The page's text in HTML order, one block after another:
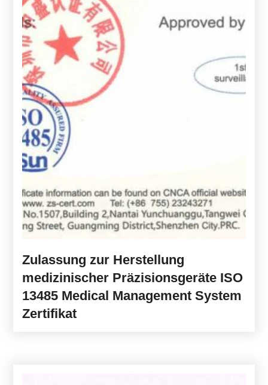
Zulassung zur Herstellung
medizinischer Präzisionsgeräte ISO
13485 Medical Management System
Zertifikat